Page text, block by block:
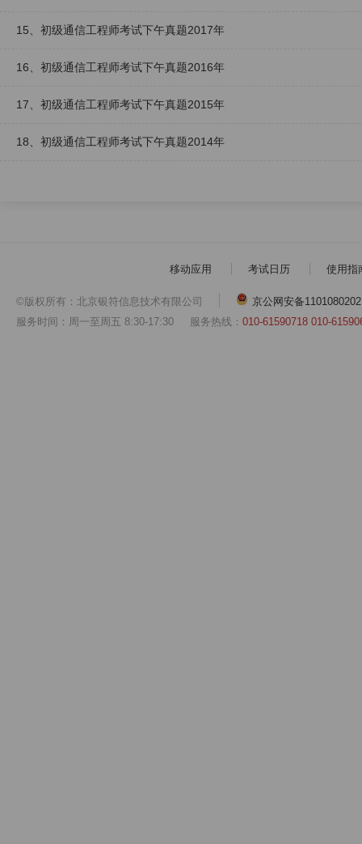
15、初级通信工程师考试下午真题2017年
16、初级通信工程师考试下午真题2016年
17、初级通信工程师考试下午真题2015年
18、初级通信工程师考试下午真题2014年
移动应用 考试日历 使用指
©版权所有：北京银符信息技术有限公司
京公网安备
服务时间：周一至周五 8:30-17:30 服务热线： 010-61590718 010-